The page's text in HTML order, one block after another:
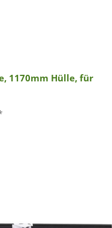
1170mm Hülle, für